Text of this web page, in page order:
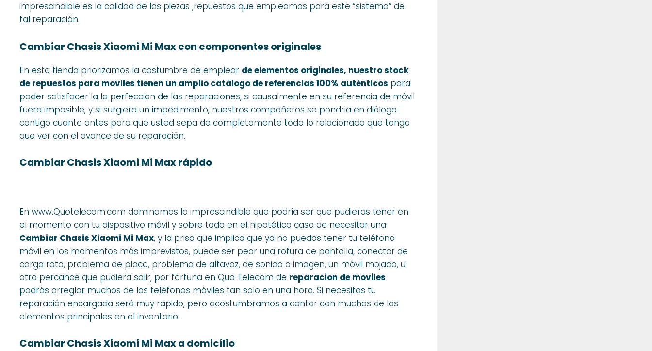
imprescindible es la calidad de las piezas ,repuestos que empleamos para este “sistema” de
tal reparación.
Cambiar Chasis Xiaomi Mi Max con componentes originales
En esta tienda priorizamos la costumbre de emplear de elementos originales, nuestro stock
de repuestos para moviles tienen un amplio catálogo de referencias 100% auténticos para
poder satisfacer la la perfeccion de las reparaciones, si causalmente en su referencia de móvil
fuera imposible, y si surgiera un impedimento, nuestros compañeros se pondria en diálogo
contigo cuanto antes para que usted sepa de completamente todo lo relacionado que tenga
que ver con el avance de su reparación.
Cambiar Chasis Xiaomi Mi Max rápido
En www.Quotelecom.com dominamos lo imprescindible que podría ser que pudieras tener en
el momento con tu dispositivo móvil y sobre todo en el hipotético caso de necesitar una
Cambiar Chasis Xiaomi Mi Max, y la prisa que implica que ya no puedas tener tu teléfono
móvil en los momentos más imprevistos, puede ser peor una rotura de pantalla, conector de
carga roto, problema de placa, problema de altavoz, de sonido o imagen, un móvil mojado, u
otro percance que pudiera salir, por fortuna en Quo Telecom de reparacion de moviles
podrás arreglar muchos de los teléfonos móviles tan solo en una hora. Si necesitas tu
reparación encargada será muy rapido, pero acostumbramos a contar con muchos de los
elementos principales en el inventario.
Cambiar Chasis Xiaomi Mi Max a domicílio